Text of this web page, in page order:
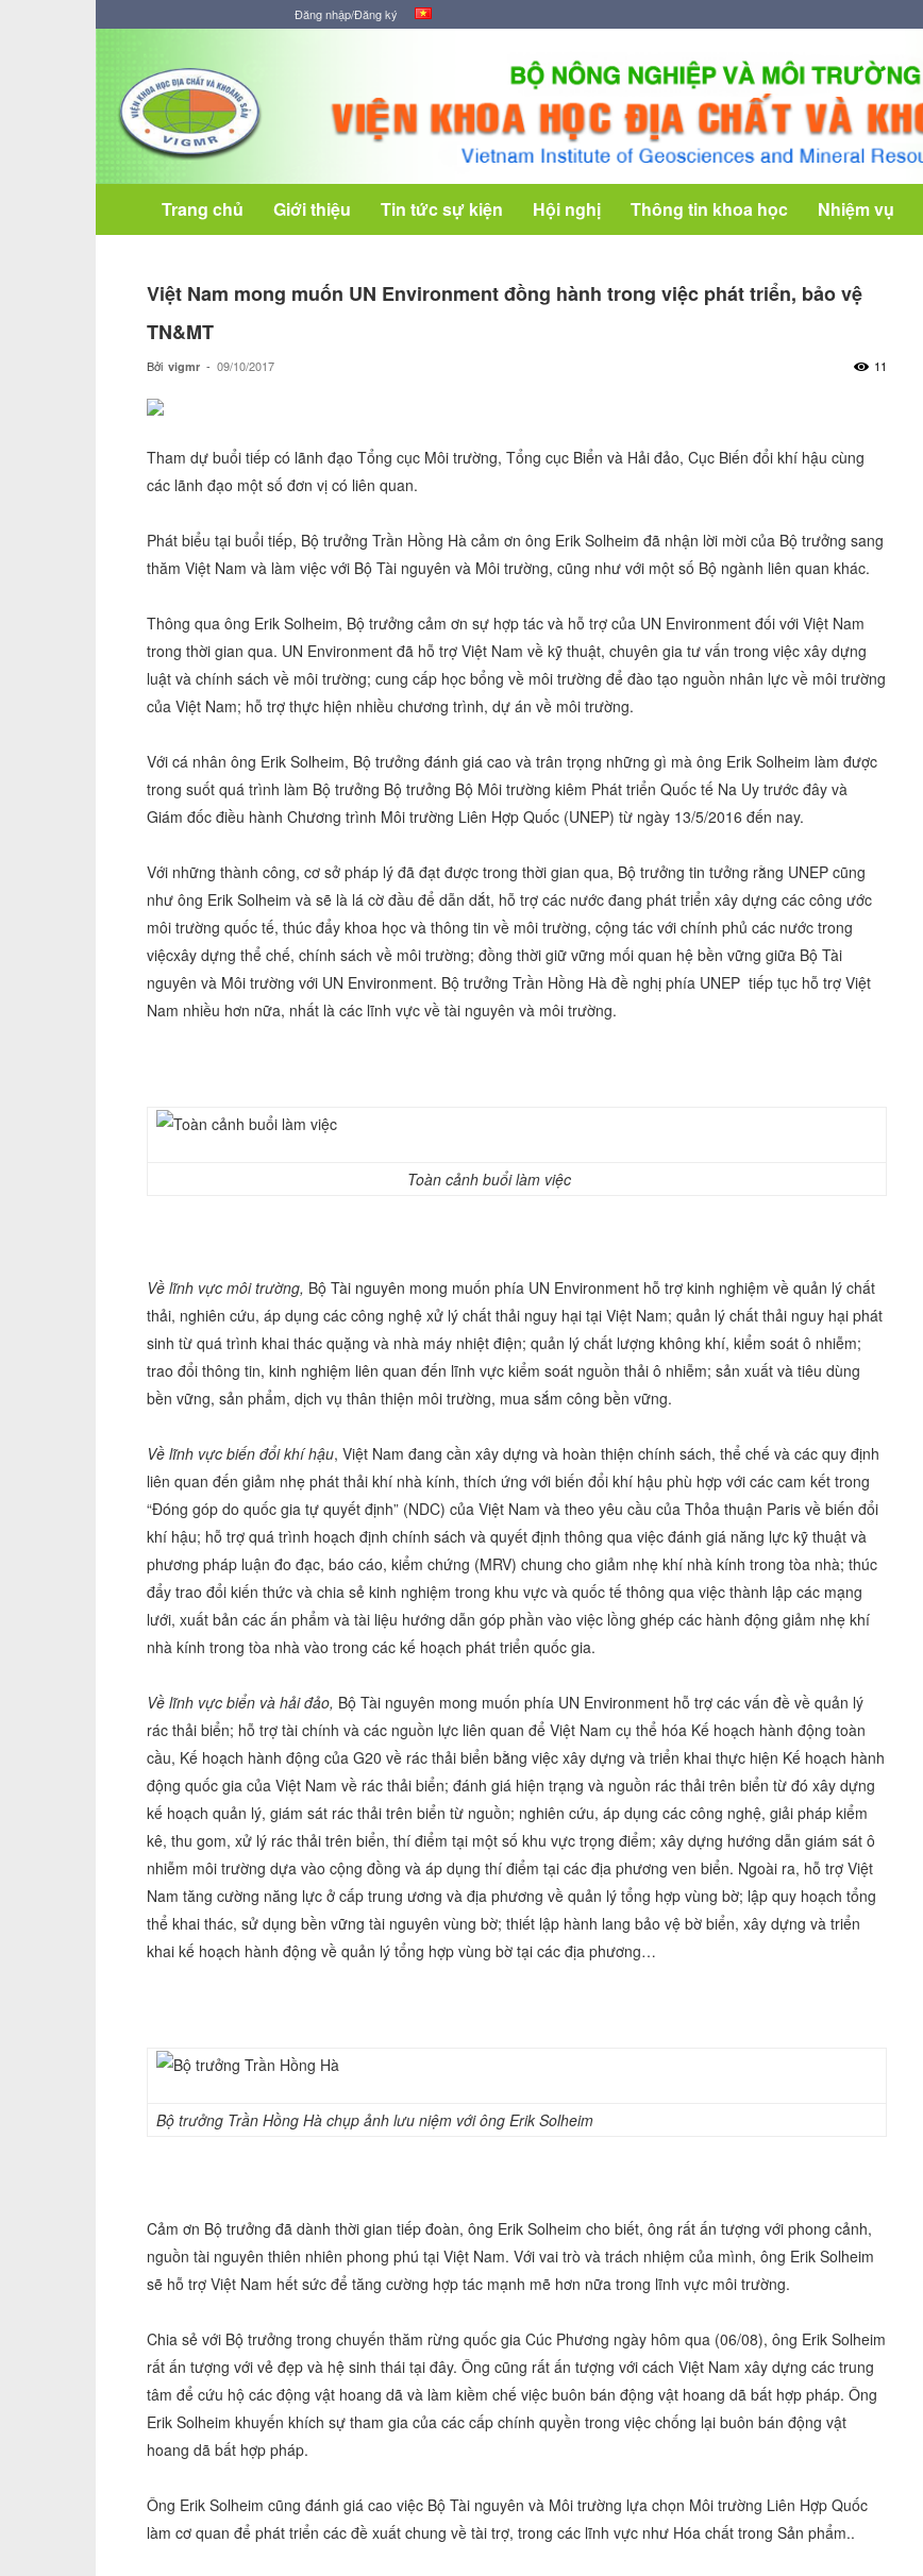
Đăng nhập/Đăng ký
Viện
Khoa
học
Địa
chất
và
Khoáng
sản
Trang chủ Giới thiệu Tin tức sự kiện Hội nghị Thông tin khoa học Nhiệm vụ
Việt Nam mong muốn UN Environment đồng hành trong việc phát triển, bảo vệ
TN&MT
Bởi vigmr - 09/10/2017 11
Tham dự buổi tiếp có lãnh đạo Tổng cục Môi trường, Tổng cục Biển và Hải đảo, Cục Biến đổi khí hậu cùng
các lãnh đạo một số đơn vị có liên quan.
Phát biểu tại buổi tiếp, Bộ trưởng Trần Hồng Hà cảm ơn ông Erik Solheim đã nhận lời mời của Bộ trưởng sang
thăm Việt Nam và làm việc với Bộ Tài nguyên và Môi trường, cũng như với một số Bộ ngành liên quan khác.
Thông qua ông Erik Solheim, Bộ trưởng cảm ơn sự hợp tác và hỗ trợ của UN Environment đối với Việt Nam
trong thời gian qua. UN Environment đã hỗ trợ Việt Nam về kỹ thuật, chuyên gia tư vấn trong việc xây dựng
luật và chính sách về môi trường; cung cấp học bổng về môi trường để đào tạo nguồn nhân lực về môi trường
của Việt Nam; hỗ trợ thực hiện nhiều chương trình, dự án về môi trường.
Với cá nhân ông Erik Solheim, Bộ trưởng đánh giá cao và trân trọng những gì mà ông Erik Solheim làm được
trong suốt quá trình làm Bộ trưởng Bộ trưởng Bộ Môi trường kiêm Phát triển Quốc tế Na Uy trước đây và
Giám đốc điều hành Chương trình Môi trường Liên Hợp Quốc (UNEP) từ ngày 13/5/2016 đến nay.
Với những thành công, cơ sở pháp lý đã đạt được trong thời gian qua, Bộ trưởng tin tưởng rằng UNEP cũng
như ông Erik Solheim và sẽ là lá cờ đầu để dẫn dắt, hỗ trợ các nước đang phát triển xây dựng các công ước
môi trường quốc tế, thúc đẩy khoa học và thông tin về môi trường, cộng tác với chính phủ các nước trong
việcxây dựng thể chế, chính sách về môi trường; đồng thời giữ vững mối quan hệ bền vững giữa Bộ Tài
nguyên và Môi trường với UN Environment. Bộ trưởng Trần Hồng Hà đề nghị phía UNEP tiếp tục hỗ trợ Việt
Nam nhiều hơn nữa, nhất là các lĩnh vực về tài nguyên và môi trường.
Toàn cảnh buổi làm việc
Về lĩnh vực môi trường, Bộ Tài nguyên mong muốn phía UN Environment hỗ trợ kinh nghiệm về quản lý chất
thải, nghiên cứu, áp dụng các công nghệ xử lý chất thải nguy hại tại Việt Nam; quản lý chất thải nguy hại phát
sinh từ quá trình khai thác quặng và nhà máy nhiệt điện; quản lý chất lượng không khí, kiểm soát ô nhiễm;
trao đổi thông tin, kinh nghiệm liên quan đến lĩnh vực kiểm soát nguồn thải ô nhiễm; sản xuất và tiêu dùng
bền vững, sản phẩm, dịch vụ thân thiện môi trường, mua sắm công bền vững.
Về lĩnh vực biến đổi khí hậu, Việt Nam đang cần xây dựng và hoàn thiện chính sách, thể chế và các quy định
liên quan đến giảm nhẹ phát thải khí nhà kính, thích ứng với biến đổi khí hậu phù hợp với các cam kết trong
“Đóng góp do quốc gia tự quyết định” (NDC) của Việt Nam và theo yêu cầu của Thỏa thuận Paris về biến đổi
khí hậu; hỗ trợ quá trình hoạch định chính sách và quyết định thông qua việc đánh giá năng lực kỹ thuật và
phương pháp luận đo đạc, báo cáo, kiểm chứng (MRV) chung cho giảm nhẹ khí nhà kính trong tòa nhà; thúc
đẩy trao đổi kiến thức và chia sẻ kinh nghiệm trong khu vực và quốc tế thông qua việc thành lập các mạng
lưới, xuất bản các ấn phẩm và tài liệu hướng dẫn góp phần vào việc lồng ghép các hành động giảm nhẹ khí
nhà kính trong tòa nhà vào trong các kế hoạch phát triển quốc gia.
Về lĩnh vực biển và hải đảo, Bộ Tài nguyên mong muốn phía UN Environment hỗ trợ các vấn đề về quản lý
rác thải biển; hỗ trợ tài chính và các nguồn lực liên quan để Việt Nam cụ thể hóa Kế hoạch hành động toàn
cầu, Kế hoạch hành động của G20 về rác thải biển bằng việc xây dựng và triển khai thực hiện Kế hoạch hành
động quốc gia của Việt Nam về rác thải biển; đánh giá hiện trạng và nguồn rác thải trên biển từ đó xây dựng
kế hoạch quản lý, giám sát rác thải trên biển từ nguồn; nghiên cứu, áp dụng các công nghệ, giải pháp kiểm
kê, thu gom, xử lý rác thải trên biển, thí điểm tại một số khu vực trọng điểm; xây dựng hướng dẫn giám sát ô
nhiễm môi trường dựa vào cộng đồng và áp dụng thí điểm tại các địa phương ven biển. Ngoài ra, hỗ trợ Việt
Nam tăng cường năng lực ở cấp trung ương và địa phương về quản lý tổng hợp vùng bờ; lập quy hoạch tổng
thể khai thác, sử dụng bền vững tài nguyên vùng bờ; thiết lập hành lang bảo vệ bờ biển, xây dựng và triển
khai kế hoạch hành động về quản lý tổng hợp vùng bờ tại các địa phương…
Bộ trưởng Trần Hồng Hà chụp ảnh lưu niệm với ông Erik Solheim
Cảm ơn Bộ trưởng đã dành thời gian tiếp đoàn, ông Erik Solheim cho biết, ông rất ấn tượng với phong cảnh,
nguồn tài nguyên thiên nhiên phong phú tại Việt Nam. Với vai trò và trách nhiệm của mình, ông Erik Solheim
sẽ hỗ trợ Việt Nam hết sức để tăng cường hợp tác mạnh mẽ hơn nữa trong lĩnh vực môi trường.
Chia sẻ với Bộ trưởng trong chuyến thăm rừng quốc gia Cúc Phương ngày hôm qua (06/08), ông Erik Solheim
rất ấn tượng với vẻ đẹp và hệ sinh thái tại đây. Ông cũng rất ấn tượng với cách Việt Nam xây dựng các trung
tâm để cứu hộ các động vật hoang dã và làm kiềm chế việc buôn bán động vật hoang dã bất hợp pháp. Ông
Erik Solheim khuyến khích sự tham gia của các cấp chính quyền trong việc chống lại buôn bán động vật
hoang dã bất hợp pháp.
Ông Erik Solheim cũng đánh giá cao việc Bộ Tài nguyên và Môi trường lựa chọn Môi trường Liên Hợp Quốc
làm cơ quan để phát triển các đề xuất chung về tài trợ, trong các lĩnh vực như Hóa chất trong Sản phẩm..